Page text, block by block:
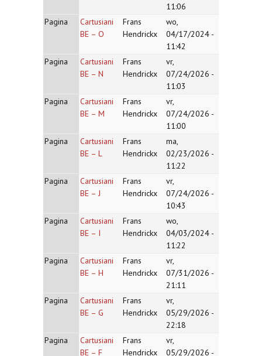
11:06
Pagina
Cartusiani
BE – O
Frans
Hendrickx
wo,
04/17/2024 -
11:42
Pagina
Cartusiani
BE – N
Frans
Hendrickx
vr,
07/24/2026 -
11:03
Pagina
Cartusiani
BE – M
Frans
Hendrickx
vr,
07/24/2026 -
11:00
Pagina
Cartusiani
BE – L
Frans
Hendrickx
ma,
02/23/2026 -
11:22
Pagina
Cartusiani
BE – J
Frans
Hendrickx
vr,
07/24/2026 -
10:43
Pagina
Cartusiani
BE – I
Frans
Hendrickx
wo,
04/03/2024 -
11:22
Pagina
Cartusiani
BE – H
Frans
Hendrickx
vr,
07/31/2026 -
21:11
Pagina
Cartusiani
BE – G
Frans
Hendrickx
vr,
05/29/2026 -
22:18
Pagina
Cartusiani
BE – F
Frans
Hendrickx
vr,
05/29/2026 -